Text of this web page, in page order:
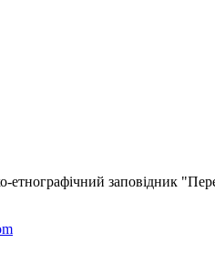
етнографічний заповідник